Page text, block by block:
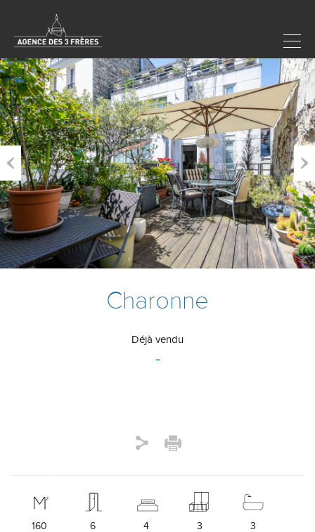
Previous Next
Charonne
Déjà vendu
-
160 6 4 3 3